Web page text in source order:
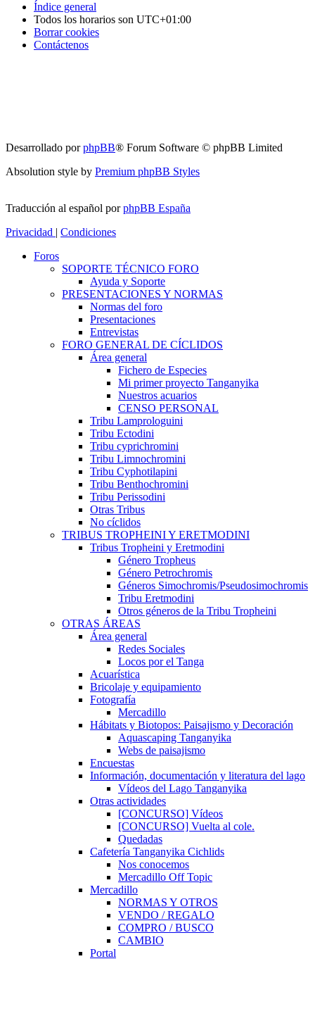
Índice general
Todos los horarios son UTC+01:00
Borrar cookies
Contáctenos
Desarrollado porphpBB® Forum Software © phpBB Limited
Absolution style by Premium phpBB Styles
Traducción al español porphpBB España
Privacidad | Condiciones
Foros
SOPORTE TÉCNICO FORO
Ayuda y Soporte
PRESENTACIONES Y NORMAS
Normas del foro
Presentaciones
Entrevistas
FORO GENERAL DE CÍCLIDOS
Área general
Fichero de Especies
Mi primer proyecto Tanganyika
Nuestros acuarios
CENSO PERSONAL
Tribu Lamprologuini
Tribu Ectodini
Tribu cyprichromini
Tribu Limnochromini
Tribu Cyphotilapini
Tribu Benthochromini
Tribu Perissodini
Otras Tribus
No cíclidos
TRIBUS TROPHEINI Y ERETMODINI
Tribus Tropheini y Eretmodini
Género Tropheus
Género Petrochromis
Géneros Simochromis/Pseudosimochromis
Tribu Eretmodini
Otros géneros de la Tribu Tropheini
OTRAS ÁREAS
Área general
Redes Sociales
Locos por el Tanga
Acuarística
Bricolaje y equipamiento
Fotografía
Mercadillo
Hábitats y Biotopos: Paisajismo y Decoración
Aquascaping Tanganyika
Webs de paisajismo
Encuestas
Información, documentación y literatura del lago
Vídeos del Lago Tanganyika
Otras actividades
[CONCURSO] Vídeos
[CONCURSO] Vuelta al cole.
Quedadas
Cafetería Tanganyika Cichlids
Nos conocemos
Mercadillo Off Topic
Mercadillo
NORMAS Y OTROS
VENDO / REGALO
COMPRO / BUSCO
CAMBIO
Portal